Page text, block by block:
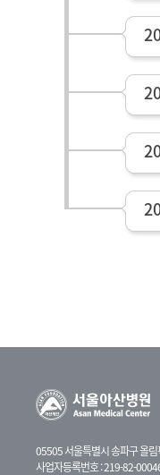
05505 서울특별시 송파구 올
사업자등록번호 : 219-82-